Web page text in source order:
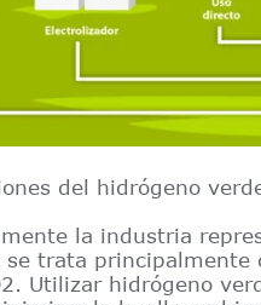
del hidrógeno
la industria
trata
Utilizar hidrógeno